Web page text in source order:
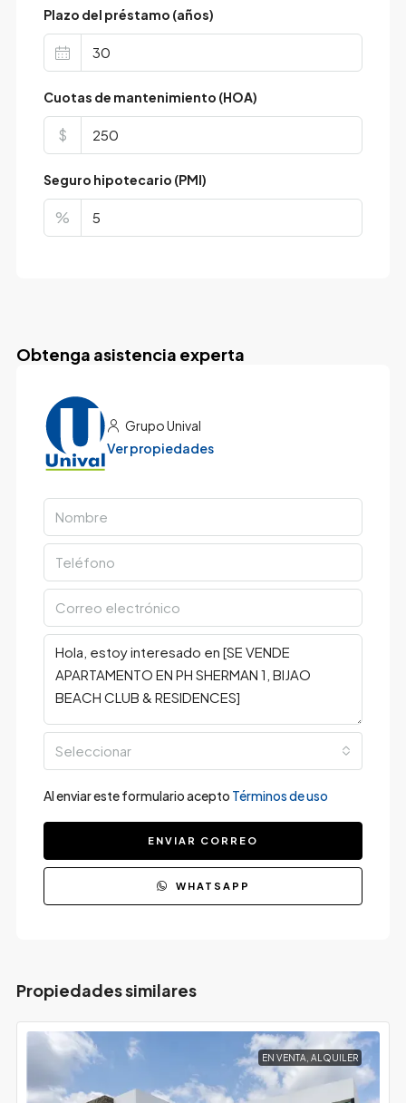
Plazo del préstamo (años)
Cuotas de mantenimiento (HOA)
$
Seguro hipotecario (PMI)
%
Obtenga asistencia experta
Grupo Unival
Ver propiedades
Seleccionar
Al enviar este formulario acepto Términos de uso
ENVIAR CORREO
WHATSAPP
Propiedades similares
EN VENTA, ALQUILER